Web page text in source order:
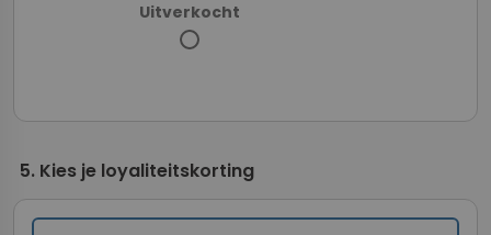
Uitverkocht
Kies je loyaliteitskorting